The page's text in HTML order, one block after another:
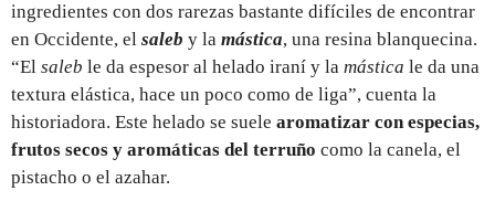
ingredientes con dos rarezas bastante difíciles de encontrar
en Occidente, el saleb y la mástica, una resina blanquecina.
“El saleb le da espesor al helado iraní y la mástica le da una
textura elástica, hace un poco como de liga”, cuenta la
historiadora. Este helado se suele aromatizar con especias,
frutos secos y aromáticas del terruño como la canela, el
pistacho o el azahar.